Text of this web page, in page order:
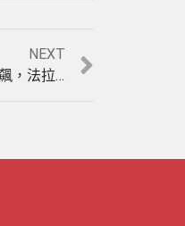
NEXT
【AI選飆股】加權指數創歷史新高，底部有主力進場的小型股狂飆，法拉利精準選股實戰教學。(1130617)《股票教學》《股票選股軟體》《股票當沖》《股市分析軟體》